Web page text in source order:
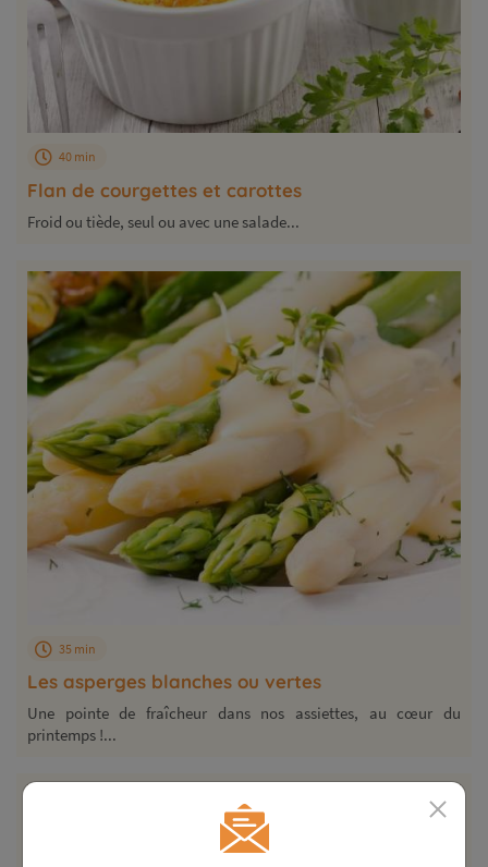
Flan de courgettes et carottes
40 min
Froid ou tiède, seul ou avec une salade...
Les asperges blanches ou vertes
35 min
Une pointe de fraîcheur dans nos assiettes, au cœur du
printemps !...